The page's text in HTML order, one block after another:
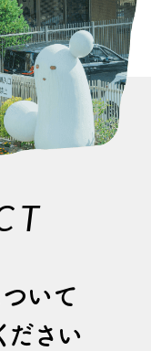
いて
ださい